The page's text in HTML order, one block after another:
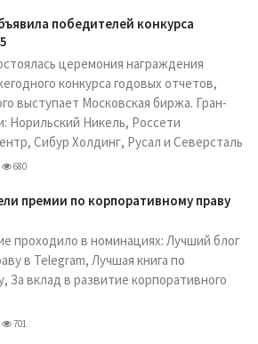
победителей конкурса
церемония награждения
конкурса годовых отчетов,
выступает Московская биржа. Гран-
Норильский Никель, Россети
Сибур Холдинг, Русал и Северсталь
680
премии по корпоративному праву
проходило в номинациях: Лучший блог
в Telegram, Лучшая книга по
За вклад в развитие корпоративного
701